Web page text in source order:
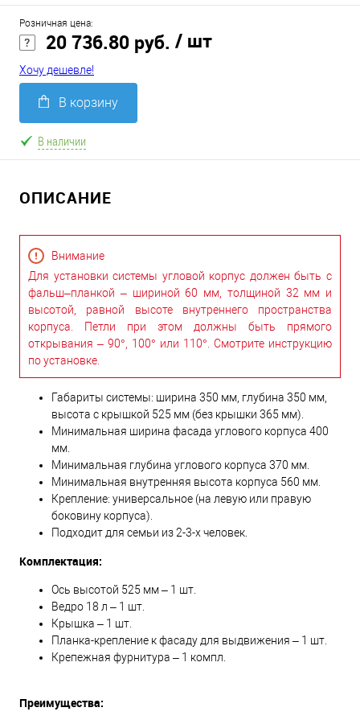
Розничная цена:
20 736.80 руб. / шт
Хочу дешевле!
В корзину
В наличии
ОПИСАНИЕ
Внимание
Для установки системы угловой корпус должен быть с
фальш–планкой – шириной 60 мм, толщиной 32 мм и
высотой, равной высоте внутреннего пространства
корпуса. Петли при этом должны быть прямого
открывания – 90°, 100° или 110°. Смотрите инструкцию
по установке.
Габариты системы: ширина 350 мм, глубина 350 мм,
высота с крышкой 525 мм (без крышки 365 мм).
Минимальная ширина фасада углового корпуса 400
мм.
Минимальная глубина углового корпуса 370 мм.
Минимальная внутренняя высота корпуса 560 мм.
Крепление: универсальное (на левую или правую
боковину корпуса).
Подходит для семьи из 2-3-х человек.
Комплектация:
Ось высотой 525 мм – 1 шт.
Ведро 18 л – 1 шт.
Крышка – 1 шт.
Планка-крепление к фасаду для выдвижения – 1 шт.
Крепежная фурнитура – 1 компл.
Преимущества: